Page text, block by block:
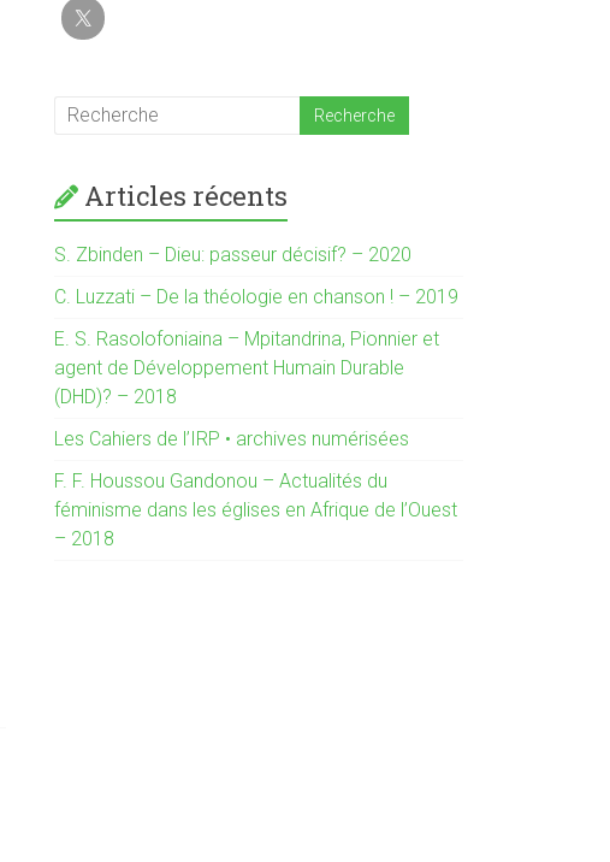
Articles récents
S. Zbinden – Dieu: passeur décisif? – 2020
C. Luzzati – De la théologie en chanson ! – 2019
E. S. Rasolofoniaina – Mpitandrina, Pionnier et
agent de Développement Humain Durable
(DHD)? – 2018
Les Cahiers de l’IRP • archives numérisées
F. F. Houssou Gandonou – Actualités du
féminisme dans les églises en Afrique de l’Ouest
– 2018